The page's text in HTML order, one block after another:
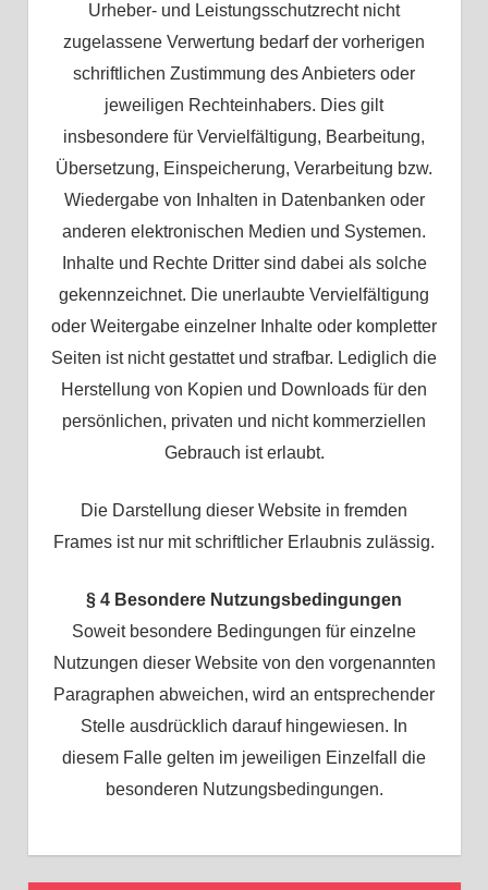
Urheber- und Leistungsschutzrecht nicht
zugelassene Verwertung bedarf der vorherigen
schriftlichen Zustimmung des Anbieters oder
jeweiligen Rechteinhabers. Dies gilt
insbesondere für Vervielfältigung, Bearbeitung,
Übersetzung, Einspeicherung, Verarbeitung bzw.
Wiedergabe von Inhalten in Datenbanken oder
anderen elektronischen Medien und Systemen.
Inhalte und Rechte Dritter sind dabei als solche
gekennzeichnet. Die unerlaubte Vervielfältigung
oder Weitergabe einzelner Inhalte oder kompletter
Seiten ist nicht gestattet und strafbar. Lediglich die
Herstellung von Kopien und Downloads für den
persönlichen, privaten und nicht kommerziellen
Gebrauch ist erlaubt.
Die Darstellung dieser Website in fremden
Frames ist nur mit schriftlicher Erlaubnis zulässig.
§ 4 Besondere Nutzungsbedingungen
Soweit besondere Bedingungen für einzelne
Nutzungen dieser Website von den vorgenannten
Paragraphen abweichen, wird an entsprechender
Stelle ausdrücklich darauf hingewiesen. In
diesem Falle gelten im jeweiligen Einzelfall die
besonderen Nutzungsbedingungen.